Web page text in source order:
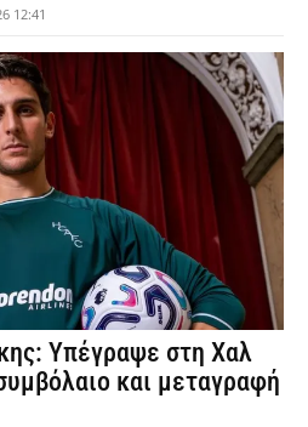
12:41
Υπέγραψε στη Χαλ
και μεταγραφή